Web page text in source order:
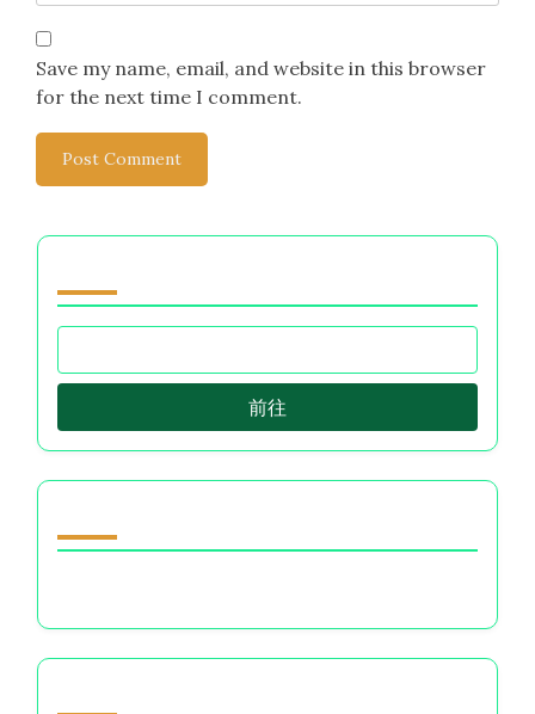
Save my name, email, and website in this browser
for the next time I comment.
前往